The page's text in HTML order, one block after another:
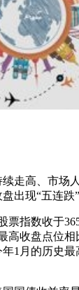
走高、市场
出现“五连跌”
票指数收于
高收盘点位相
1月的历史